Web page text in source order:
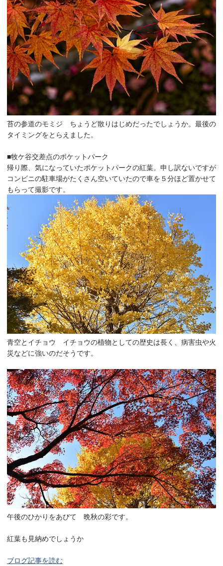
苔の参道のモミジ ちょうど散りはじめだったでしょうか。最後の
タイミングをとらえました。
■牧ケ谷交差点のポケットパーク
帰り際、気になっていたポケットパークの紅葉。申し訳ないですが
コンビニの駐車場がたくさん空いていたので車を５分ほど置かせて
もらって撮影です。
青空とイチョウ イチョウの植物としての歴史は長く、病害虫や火
災などに強いのだそうです。
午後のひかりをあびて 晩秋の彩です。
紅葉も見納めでしょうか
ブログ記事を読む